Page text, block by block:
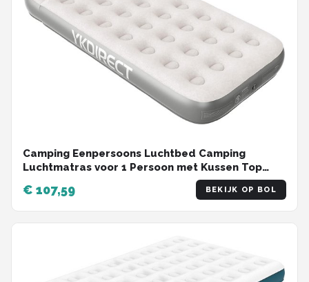
Camping Eenpersoons Luchtbed Camping
Luchtmatras voor 1 Persoon met Kussen Top
€ 107,59 BEKIJK OP BOL